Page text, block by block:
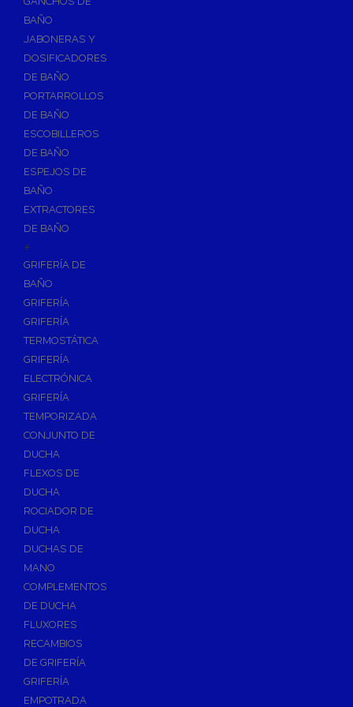
Accesorios y Grupos Contra Incendios
Calderas y estufas de biomasa
Sistemas de Energía Solar Térmica
Estructuras de soporte
Sistemas de Aerotermia
Sistemas de Energía Solar Fotovoltaica
Paneles
Inversores
Baterías
Estructuras
Fontanería
Aislamientos para Tuberías
Accesorios para Instalación de Gas
Válvulas para Gas
Accesorios y Repuestos de Gas
Baterias y Contadores
Bombas
Bombas Sumergibles
Bombas de Drenaje y Residual
Bombas de Superficies Horizontal y Vertical
Desagües
Válvulas de Desagüe
Válvulas para Platos de Ducha y Bañeras
Sifones
Sumideros y Botes Sifónicos
Accesorios para Desagüe
Flotadores y Boyas
BAÑO
JABONERAS Y
DOSIFICADORES
DE BAÑO
PORTARROLLOS
DE BAÑO
ESCOBILLEROS
DE BAÑO
ESPEJOS DE
BAÑO
EXTRACTORES
DE BAÑO
+
GRIFERÍA DE
BAÑO
GRIFERÍA
GRIFERÍA
TERMOSTÁTICA
GRIFERÍA
ELECTRÓNICA
GRIFERÍA
TEMPORIZADA
CONJUNTO DE
DUCHA
FLEXOS DE
DUCHA
ROCIADOR DE
DUCHA
DUCHAS DE
MANO
COMPLEMENTOS
DE DUCHA
FLUXORES
RECAMBIOS
DE GRIFERÍA
GRIFERÍA
EMPOTRADA